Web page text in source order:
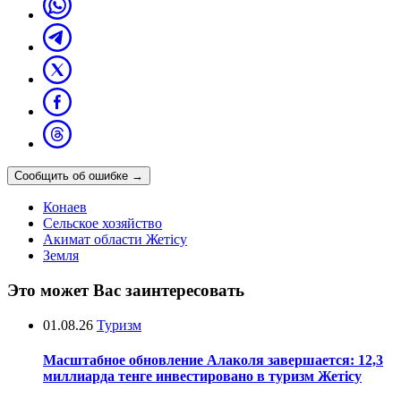
Сообщить об ошибке →
Конаев
Сельское хозяйство
Акимат области Жетісу
Земля
Это может Вас заинтересовать
01.08.26 Туризм
Масштабное обновление Алаколя завершается: 12,3
миллиарда тенге инвестировано в туризм Жетісу